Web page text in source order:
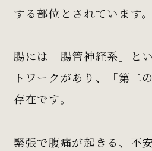
する部位とされています。
腸には「腸管神経系」と
トワークがあり、「第二
存在です。
緊張で腹痛が起きる、不